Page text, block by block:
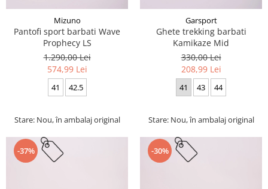
Mizuno
Pantofi sport barbati Wave
Prophecy LS
1.290,00 Lei
574,99 Lei
41 42.5
Stare: Nou, în ambalaj original
Garsport
Ghete trekking barbati
Kamikaze Mid
330,00 Lei
208,99 Lei
41 43 44
Stare: Nou, în ambalaj original
-37% -30%